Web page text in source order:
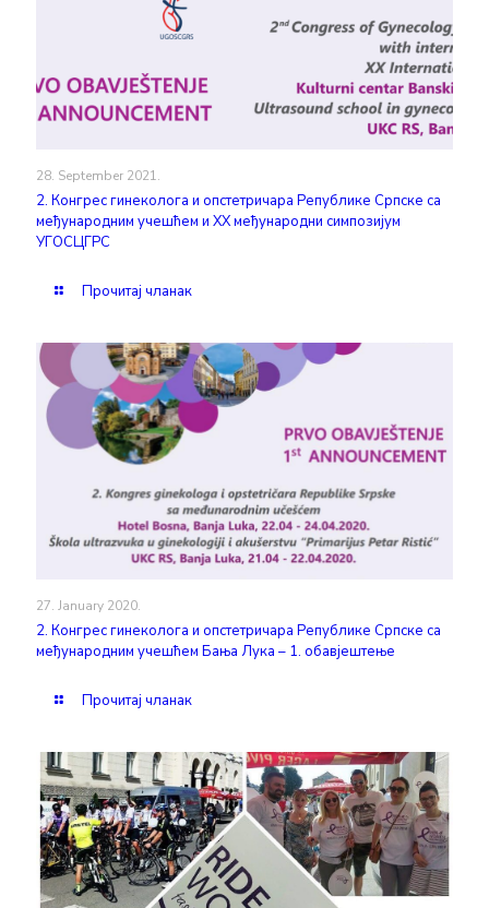
28. September 2021.
2. Конгрес гинеколога и опстетричара Републике Српске са
међународним учешћем и XX међународни симпозијум
УГОСЦГРС
Прочитај чланак
27. January 2020.
2. Конгрес гинеколога и опстетричара Републике Српске са
међународним учешћем Бања Лука – 1. обавјештење
Прочитај чланак